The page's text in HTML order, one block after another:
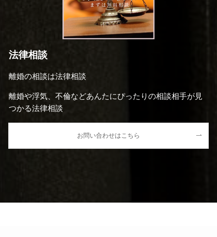
法律相談
離婚の相談は法律相談
離婚や浮気、不倫などあんたにぴったりの相談相手が見
つかる法律相談
お問い合わせはこちら